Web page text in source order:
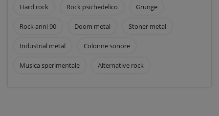
Hard rock Rock psichedelico Grunge
Rock anni 90 Doom metal Stoner metal
Industrial metal Colonne sonore
Musica sperimentale Alternative rock